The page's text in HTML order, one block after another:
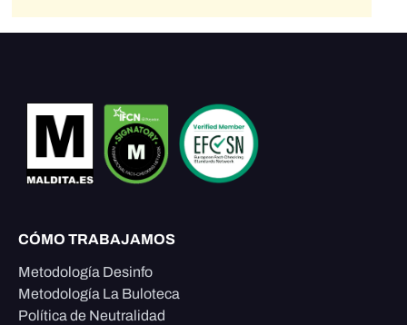
CÓMO TRABAJAMOS
Metodología Desinfo
Metodología La Buloteca
Política de Neutralidad